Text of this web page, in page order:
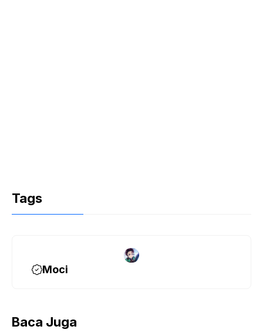
Tags
Moci
Baca Juga